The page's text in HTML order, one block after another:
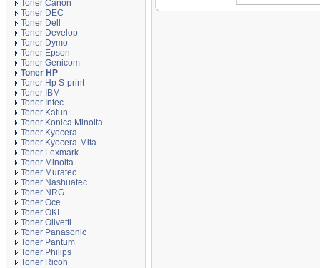
Toner Canon
Toner DEC
Toner Dell
Toner Develop
Toner Dymo
Toner Epson
Toner Genicom
Toner HP
Toner Hp S-print
Toner IBM
Toner Intec
Toner Katun
Toner Konica Minolta
Toner Kyocera
Toner Kyocera-Mita
Toner Lexmark
Toner Minolta
Toner Muratec
Toner Nashuatec
Toner NRG
Toner Oce
Toner OKI
Toner Olivetti
Toner Panasonic
Toner Pantum
Toner Philips
Toner Ricoh
Oryginał Toner HP